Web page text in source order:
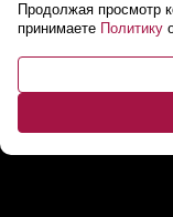
Продолжая просмотр
принимаете Политику
За что
сеялок?...